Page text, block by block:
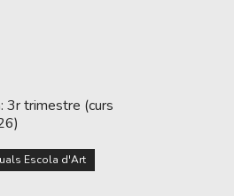
3r trimestre (curs
Escola d'Art